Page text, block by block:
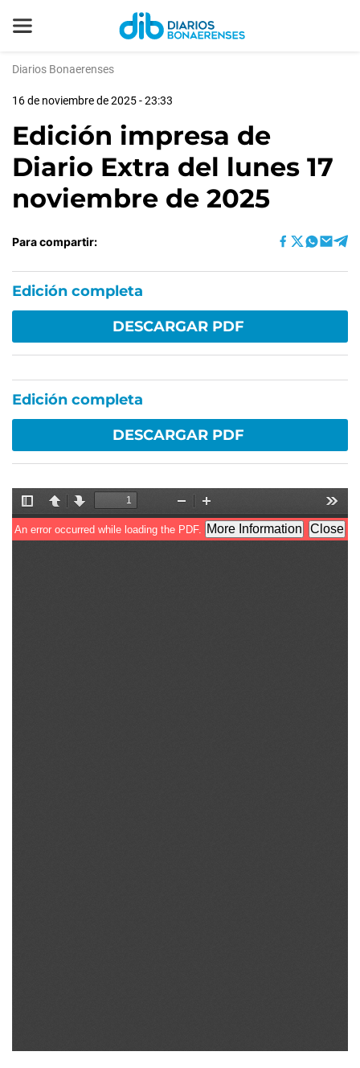
Diarios Bonaerenses
16 de noviembre de 2025 - 23:33
Edición impresa de
Diario Extra del lunes 17
noviembre de 2025
Para compartir:
Edición completa
DESCARGAR PDF
Edición completa
DESCARGAR PDF